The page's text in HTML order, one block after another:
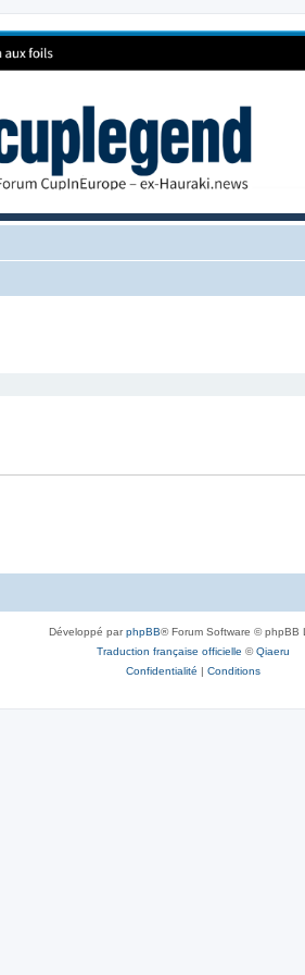
Développé parphpBB® Forum Software © phpBB
Traduction française officielle ©Qiaeru
Confidentialité | Conditions